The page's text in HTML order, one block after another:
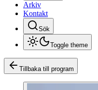
Arkiv
Kontakt
Sök
Toggle theme
Tillbaka till program